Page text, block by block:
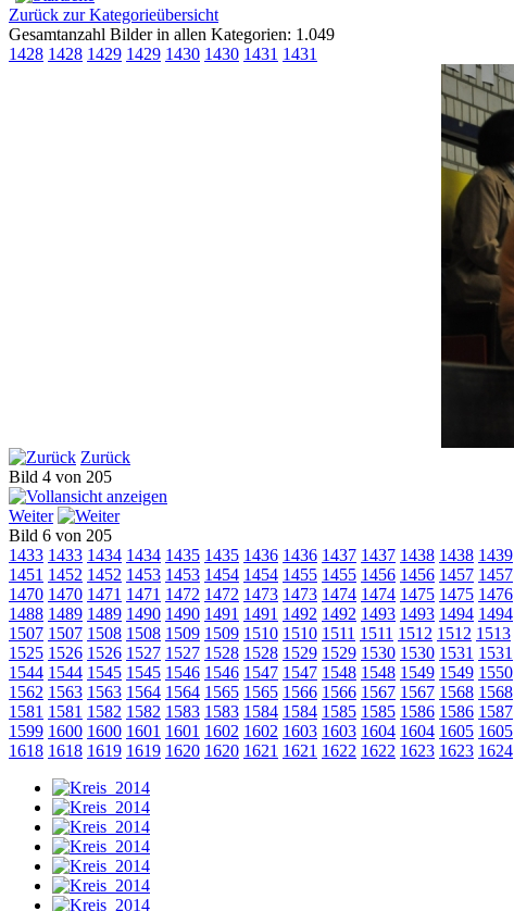
Zurück zur Kategorieübersicht
Gesamtanzahl Bilder in allen Kategorien: 1.049
1428 1428 1429 1429 1430 1430 1431 1431
Zurück
Bild 4 von 205
Weiter
Bild 6 von 205
1433 1433 1434 1434 1435 1435 1436 1436 1437 1437 1438 1438 1439
1451 1452 1452 1453 1453 1454 1454 1455 1455 1456 1456 1457 1457
1470 1470 1471 1471 1472 1472 1473 1473 1474 1474 1475 1475 1476
1488 1489 1489 1490 1490 1491 1491 1492 1492 1493 1493 1494 1494
1507 1507 1508 1508 1509 1509 1510 1510 1511 1511 1512 1512 1513
1525 1526 1526 1527 1527 1528 1528 1529 1529 1530 1530 1531 1531
1544 1544 1545 1545 1546 1546 1547 1547 1548 1548 1549 1549 1550
1562 1563 1563 1564 1564 1565 1565 1566 1566 1567 1567 1568 1568
1581 1581 1582 1582 1583 1583 1584 1584 1585 1585 1586 1586 1587
1599 1600 1600 1601 1601 1602 1602 1603 1603 1604 1604 1605 1605
1618 1618 1619 1619 1620 1620 1621 1621 1622 1622 1623 1623 1624